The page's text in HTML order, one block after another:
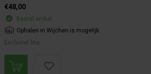
€48,00
Bestel artikel.
Ophalen in Wijchen is mogelijk.
Exclusief btw.